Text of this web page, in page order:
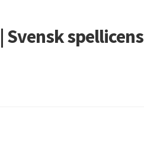
spellicens